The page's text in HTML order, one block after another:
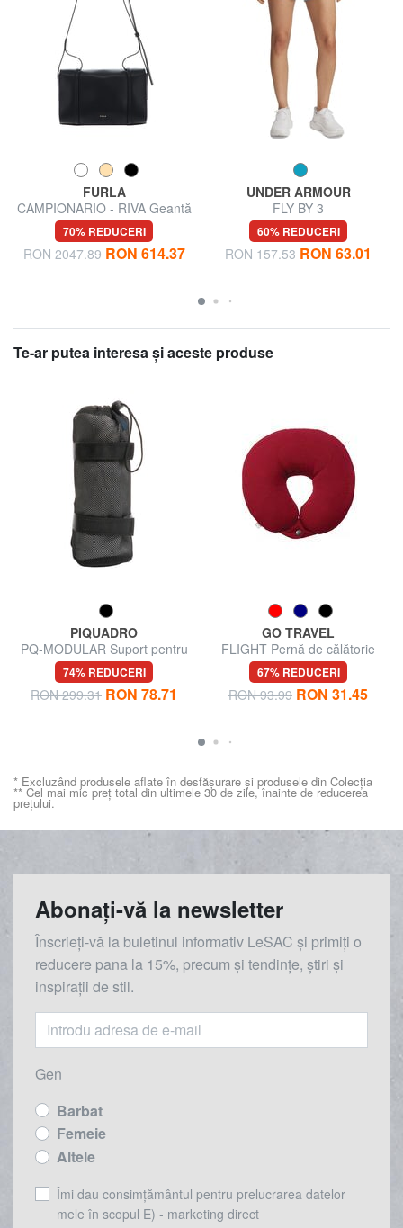
FURLA
CAMPIONARIO - RIVA Geantă
de umăr
70% REDUCERI
RON 2047.89 RON 614.37
UNDER ARMOUR
FLY BY 3
60% REDUCERI
RON 157.53 RON 63.01
Te-ar putea interesa şi aceste produse
PIQUADRO
PQ-MODULAR Suport pentru
sticle de apă
74% REDUCERI
RON 299.31 RON 78.71
GO TRAVEL
FLIGHT Pernă de călătorie
67% REDUCERI
RON 93.99 RON 31.45
* Excluzând produsele aflate în desfășurare și produsele din Colecția
** Cel mai mic preț total din ultimele 30 de zile, înainte de reducerea
prețului.
Abonați-vă la newsletter
Înscrieți-vă la buletinul informativ LeSAC și primiți o
reducere pana la 15%, precum și tendințe, știri și
inspirații de stil.
Gen
Barbat
Femeie
Altele
Îmi dau consimțământul pentru prelucrarea datelor
mele în scopul E) - marketing direct